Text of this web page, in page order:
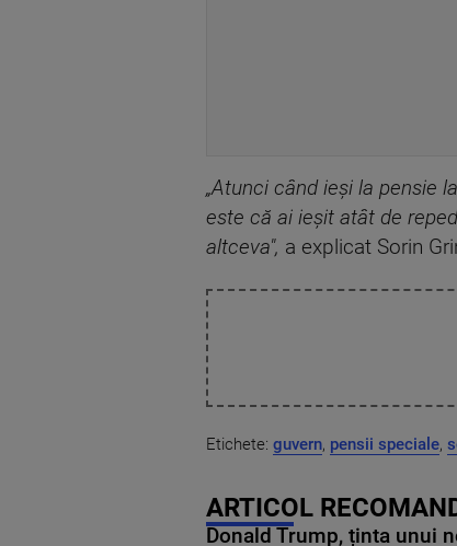
„Atunci când ieşi la pensie
este că ai ieşit atât de
altceva", a explicat Sorin
Etichete: guvern, pensii speciale,
ARTICOL
Donald Trump, ținta unui